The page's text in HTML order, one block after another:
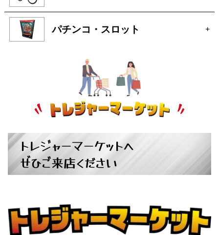
パチンコ・スロット +
トレジャーマーケットへ
ぜひご来店ください